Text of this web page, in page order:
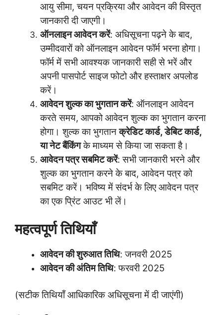
आयु सीमा, चयन प्रक्रिया और आवेदन की विस्तृत
जानकारी दी जाएगी।
ऑनलाइन आवेदन करें: अधिसूचना पढ़ने के बाद,
उम्मीदवारों को ऑनलाइन आवेदन फॉर्म भरना होगा।
फॉर्म में सभी आवश्यक जानकारी सही से भरें और
अपनी पासपोर्ट साइज फोटो और हस्ताक्षर अपलोड
करें।
आवेदन शुल्क का भुगतान करें: ऑनलाइन आवेदन
करते समय, आपको आवेदन शुल्क का भुगतान करना
होगा। शुल्क का भुगतानक्रेडिट कार्ड, डेबिट कार्ड,
या नेट बैंकिंगके माध्यम से किया जा सकता है।
आवेदन पत्र सबमिट करें: सभी जानकारी भरने और
शुल्क का भुगतान करने के बाद, आवेदन पत्र को
सबमिट करें। भविष्य में संदर्भ के लिए आवेदन पत्र
का एक प्रिंट आउट भी लें।
महत्वपूर्ण तिथियाँ
आवेदन की शुरुआत तिथि: जनवरी 2025
आवेदन की अंतिम तिथि: फरवरी 2025
(सटीक तिथियाँ आधिकारिक अधिसूचना में दी जाएंगी)